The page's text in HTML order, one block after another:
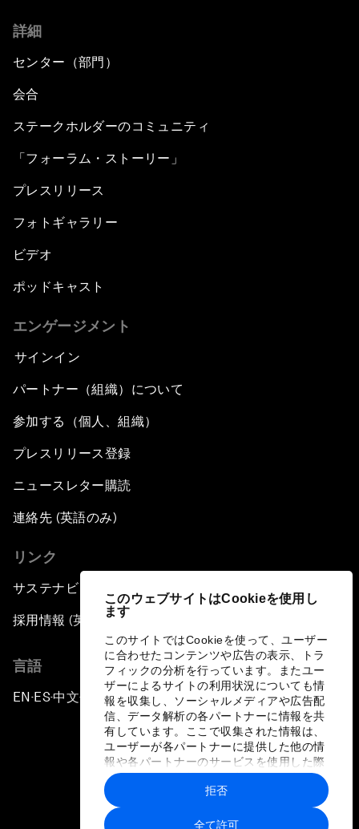
このウェブサイトはCookieを使用し
ます
このサイトではCookieを使って、ユーザー
に合わせたコンテンツや広告の表示、トラ
フィックの分析を行っています。またユー
ザーによるサイトの利用状況についても情
報を収集し、ソーシャルメディアや広告配
信、データ解析の各パートナーに情報を共
有しています。ここで収集された情報は、
ユーザーが各パートナーに提供した他の情
報や各パートナーのサービスを使用した際
に収集された情報と組み合わされ、各パー
トナーによって使用されることがありま
す。
全て許可
拒否
詳細
センター（部門）
会合
ステークホルダーのコミュニティ
「フォーラム・ストーリー」
プレスリリース
フォトギャラリー
ビデオ
ポッドキャスト
エンゲージメント
サインイン
パートナー（組織）について
参加する（個人、組織）
プレスリリース登録
ニュースレター購読
連絡先 (英語のみ)
リンク
サステナビリティへの取り組み
採用情報 (英語のみ)
言語
EN ▪ES▪中文▪ 日本語
プライバシーポリシーと利用規約